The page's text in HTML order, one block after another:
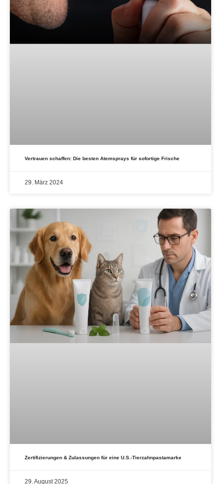
Vertrauen schaffen: Die besten Atemsprays für sofortige Frische
29. März 2024
Zertifizierungen & Zulassungen für eine U.S.-Tierzahnpastamarke
29. August 2025